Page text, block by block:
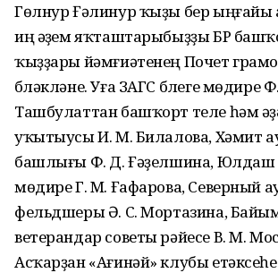
Гөлнур Ғәлинур ҡыҙы бер
иң әүҙем яҡташтарыбыҙҙы БР
ҡыҙҙары йәмғиәтенең Почет
бүләкләне. Уға ЗАГС бүлеге мөдире
Ташбулаттан башҡорт теле һәм
уҡытыусы И. М. Билалова, Хәмит
башлығы Ф. Д. Ғәҙелшина, Юлдаш
мөдире Г. М. Ғафарова, Северный
фельдшеры Ә. С. Мортазина,
ветерандар советы рәйесе В. М.
Асҡарҙан «Ағинәй» клубы етәксеһе